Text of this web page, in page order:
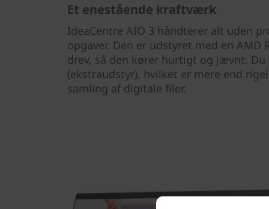
Et enestående kraftværk
IdeaCentre AIO 3 håndterer alt uden
opgaver. Den er udstyret med en AMD
drev, så den kører hurtigt og jævnt.
(ekstraudstyr), hvilket er mere end
samling af digitale filer.